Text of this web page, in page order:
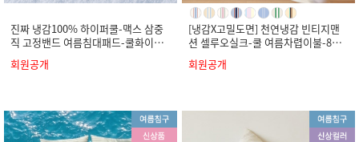
진짜 냉감100% 하이퍼쿨-맥스 삼중
직 고정밴드 여름침대패드-쿨화이트
회원공개
[냉감X고밀도면] 천연냉감 빈티지맨
션 셀루오실크-쿨 여름차렵이불-8컬
회원공개